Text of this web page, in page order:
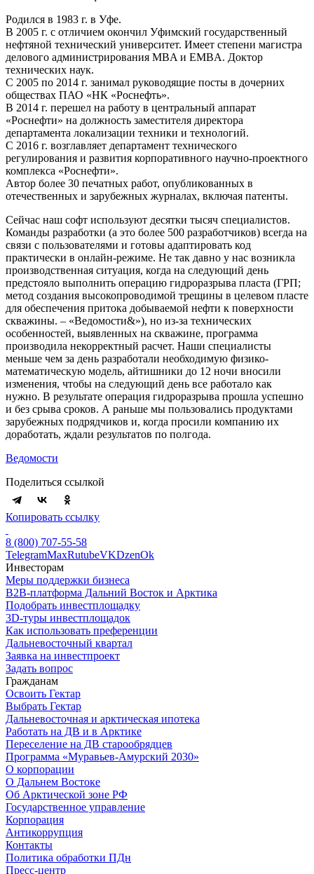
Родился в 1983 г. в Уфе.
В 2005 г. с отличием окончил Уфимский государственный
нефтяной технический университет. Имеет степени магистра
делового администрирования MBA и EMBA. Доктор
технических наук.
С 2005 по 2014 г. занимал руководящие посты в дочерних
обществах ПАО «НК «Роснефть».
В 2014 г. перешел на работу в центральный аппарат
«Роснефти» на должность заместителя директора
департамента локализации техники и технологий.
С 2016 г. возглавляет департамент технического
регулирования и развития корпоративного научно-проектного
комплекса «Роснефти».
Автор более 30 печатных работ, опубликованных в
отечественных и зарубежных журналах, включая патенты.
Сейчас наш софт используют десятки тысяч специалистов.
Команды разработки (а это более 500 разработчиков) всегда на
связи с пользователями и готовы адаптировать код
практически в онлайн-режиме. Не так давно у нас возникла
производственная ситуация, когда на следующий день
предстояло выполнить операцию гидроразрыва пласта (ГРП;
метод создания высокопроводимой трещины в целевом пласте
для обеспечения притока добываемой нефти к поверхности
скважины. – «Ведомости&»), но из-за технических
особенностей, выявленных на скважине, программа
производила некорректный расчет. Наши специалисты
меньше чем за день разработали необходимую физико-
математическую модель, айтишники до 12 ночи вносили
изменения, чтобы на следующий день все работало как
нужно. В результате операция гидроразрыва прошла успешно
и без срыва сроков. А раньше мы пользовались продуктами
зарубежных подрядчиков и, когда просили компанию их
доработать, ждали результатов по полгода.
Ведомости
Поделиться ссылкой
Копировать ссылку
8 (800) 707-55-58
TelegramMaxRutubeVKDzenOk
Инвесторам
Меры поддержки бизнеса
B2B-платформа Дальний Восток и Арктика
Подобрать инвестплощадку
3D-туры инвестплощадок
Как использовать преференции
Дальневосточный квартал
Заявка на инвестпроект
Задать вопрос
Гражданам
Освоить Гектар
Выбрать Гектар
Дальневосточная и арктическая ипотека
Работать на ДВ и в Арктике
Переселение на ДВ старообрядцев
Программа «Муравьев-Амурский 2030»
О корпорации
О Дальнем Востоке
Об Арктической зоне РФ
Государственное управление
Корпорация
Антикоррупция
Контакты
Политика обработки ПДн
Пресс-центр